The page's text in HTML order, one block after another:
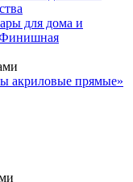
для дома и
акриловые прямые»